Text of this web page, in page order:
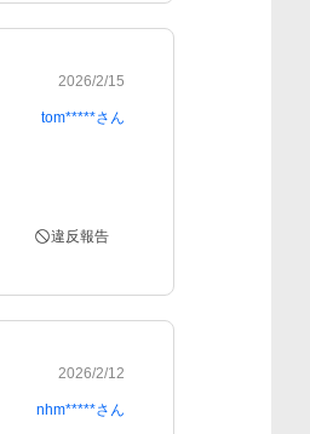
2026/2/15
tom*****さん
違反報告
2026/2/12
nhm*****さん